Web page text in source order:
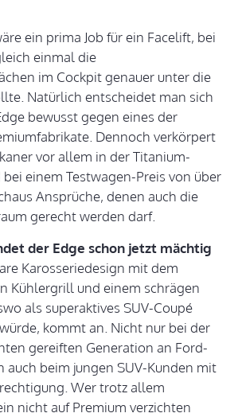
ein prima Job für ein Facelift, bei
einmal die
im Cockpit genauer unter die
Natürlich entscheidet man sich
bewusst gegen eines der
Dennoch verkörpert
vor allem in der Titanium-
einem Testwagen-Preis von über
Ansprüche, denen auch die
gerecht werden darf.
der Edge schon jetzt mächtig
Karosseriedesign mit dem
Kühlergrill und einem schrägen
als superaktives SUV-Coupé
kommt an. Nicht nur bei der
gereiften Generation an Ford-
auch beim jungen SUV-Kunden mit
Wer trotz allem
nicht auf Premium verzichten